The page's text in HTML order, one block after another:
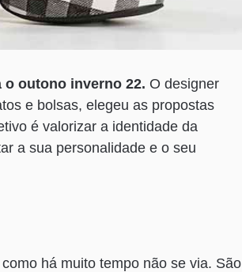
outono inverno 22. O designer
e bolsas, elegeu as propostas
é valorizar a identidade da
a sua personalidade e o seu
como há muito tempo não se via. São